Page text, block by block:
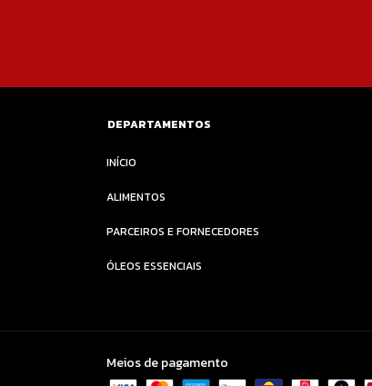
DEPARTAMENTOS
INÍCIO
ALIMENTOS
PARCEIROS E FORNECEDORES
ÓLEOS ESSENCIAIS
Meios de pagamento